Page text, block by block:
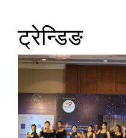
ट्रेन्डिङ